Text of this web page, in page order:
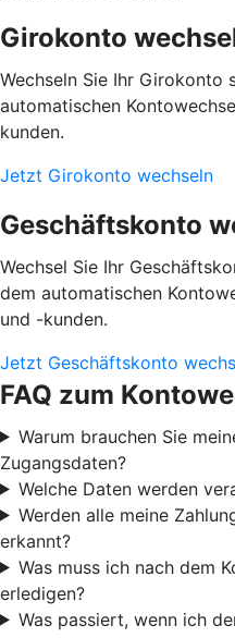
Girokonto
Wechseln Sie Ihr Girokonto
automatischen
kunden.
Jetzt Girokonto wechseln
Geschäftskonto
Wechsel Sie Ihr
dem automatischen
und -kunden.
Jetzt Geschäftskonto
FAQ zum
Warum brauchen Sie
Zugangsdaten?
Welche Daten werden
Werden alle meine
erkannt?
Was muss ich nach dem
erledigen?
Was passiert, wenn ich